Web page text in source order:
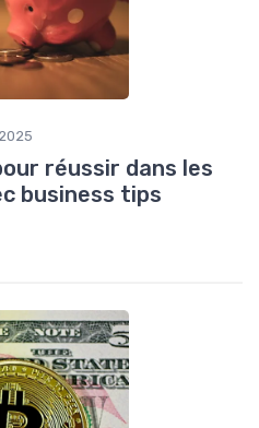
réussir dans les
business tips